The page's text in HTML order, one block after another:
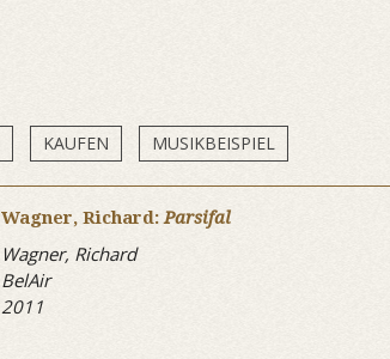
KAUFEN MUSIKBEISPIEL
Wagner, Richard:Parsifal
Wagner, Richard
BelAir
2011